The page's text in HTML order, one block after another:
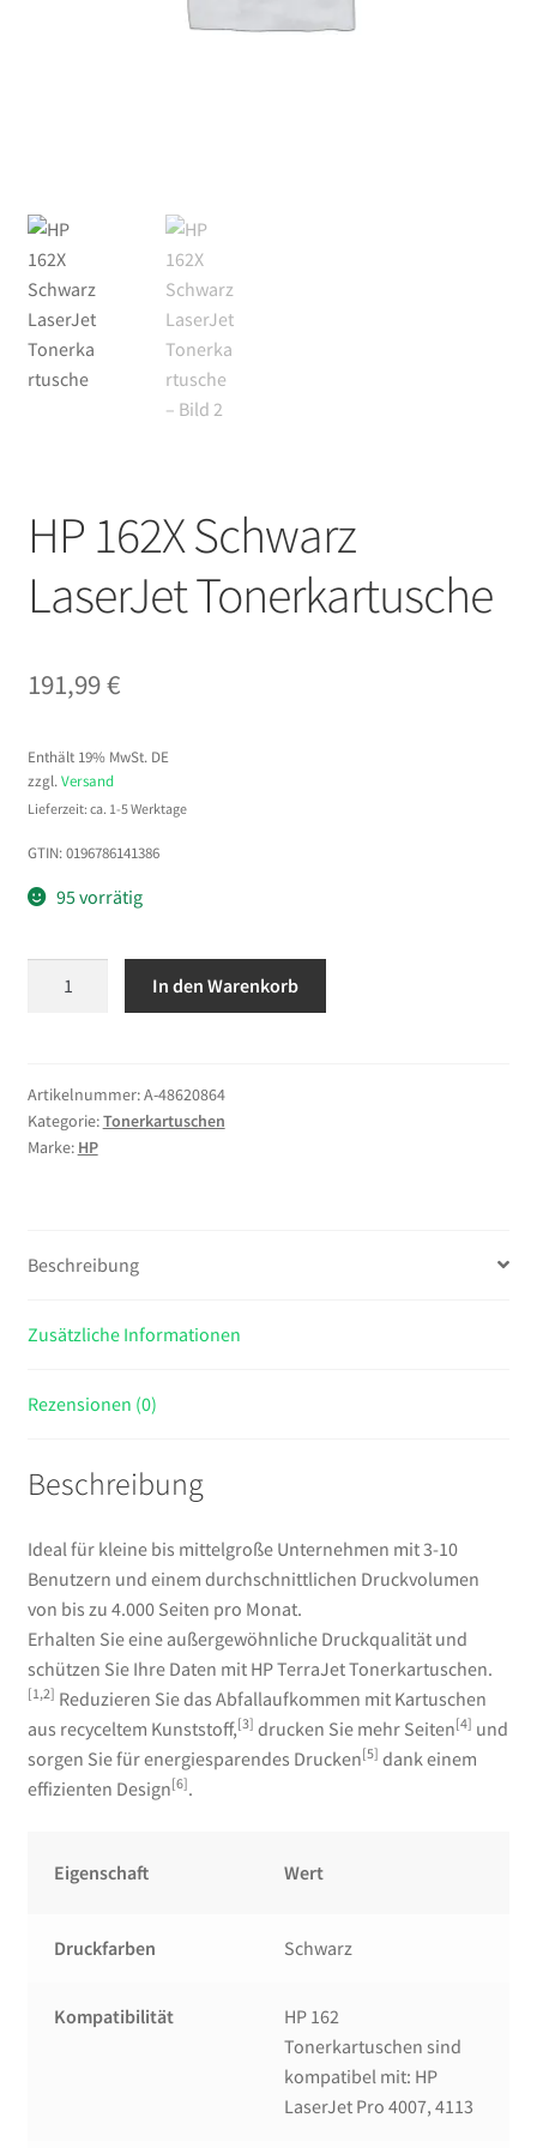
HP 162X Schwarz
LaserJet Tonerkartusche
191,99€
Enthält 19% MwSt. DE
zzgl.Versand
Lieferzeit: ca. 1-5 Werktage
GTIN: 0196786141386
95 vorrätig
Tonerkartusche
Menge
In den Warenkorb
Artikelnummer:A-48620864
Kategorie:Tonerkartuschen
Marke: HP
Beschreibung
Zusätzliche Informationen
Rezensionen (0)
Beschreibung
Ideal für kleine bis mittelgroße Unternehmen mit 3-10
Benutzern und einem durchschnittlichen Druckvolumen
von bis zu 4.000 Seiten pro Monat.
Erhalten Sie eine außergewöhnliche Druckqualität und
schützen Sie Ihre Daten mit HP TerraJet Tonerkartuschen.
[1,2] Reduzieren Sie das Abfallaufkommen mit Kartuschen
aus recyceltem Kunststoff,[3] drucken Sie mehr Seiten[4] und
sorgen Sie für energiesparendes Drucken[5] dank einem
effizienten Design[6].
Eigenschaft Wert
Druckfarben Schwarz
Kompatibilität
HP 162
Tonerkartuschen sind
kompatibel mit: HP
LaserJet Pro 4007, 4113